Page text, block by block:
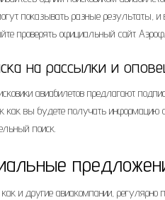
показывать разные результаты,
проверять официальный сайт
на рассылки и
авиабилетов предлагают
как вы будете получать
поиск.
и другие авиакомпании, регулярно